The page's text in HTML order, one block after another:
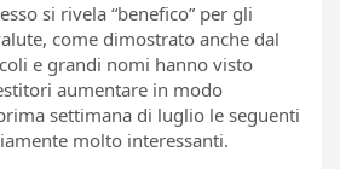
si rivela “benefico” per gli
come dimostrato anche dal
e grandi nomi hanno visto
aumentare in modo
settimana di luglio le seguenti
molto interessanti.